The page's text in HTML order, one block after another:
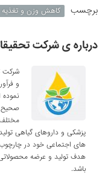
برچسب کاهش وزن و تغذیه
درباره ی شرکت
و
صحیح
پزشکی و داروهای گیاهی
های اجتماعی خود در چارچوب
هدف تولید و عرضه
باشد.